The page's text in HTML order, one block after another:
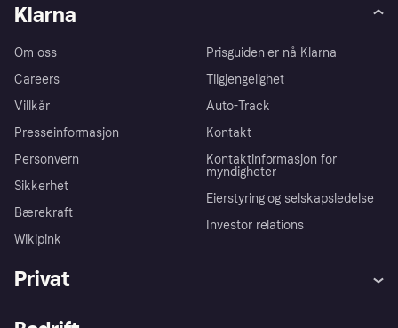
Klarna
Om oss
Careers
Villkår
Presseinformasjon
Personvern
Sikkerhet
Bærekraft
Wikipink
Prisguiden er nå Klarna
Tilgjengelighet
Auto-Track
Kontakt
Kontaktinformasjon for
myndigheter
Eierstyring og selskapsledelse
Investor relations
Privat